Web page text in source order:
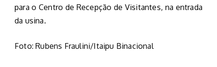
para o Centro de Recepção de Visitantes, na entrada
da usina.
Foto: Rubens Fraulini/Itaipu Binacional